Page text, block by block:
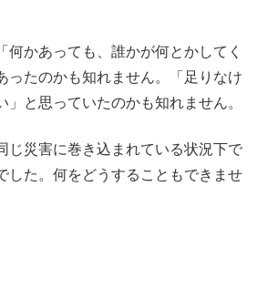
何かあっても、誰かが何とかしてく
ったのかも知れません。「足りなけ
」と思っていたのかも知れません。
じ災害に巻き込まれている状況下で
した。何をどうすることもできませ